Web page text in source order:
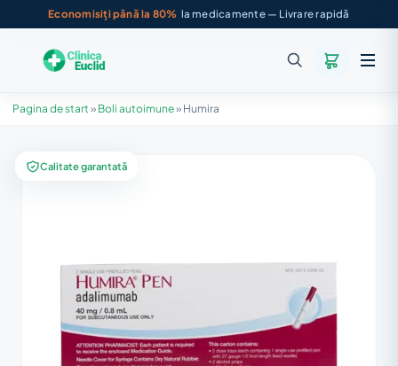
Economisiți până la 80% la medicamente — Livrare rapidă
Pagina de start » Boli autoimune» Humira
Calitate garantată